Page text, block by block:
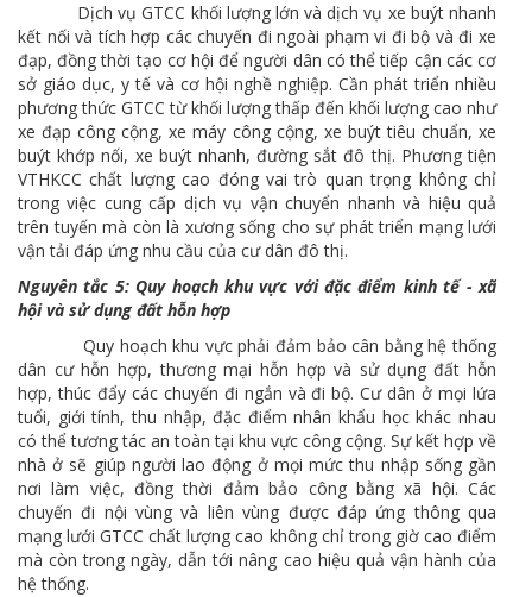
Dịch vụ GTCC khối lượng lớn và dịch vụ xe buýt nhanh
kết nối và tích hợp các chuyến đi ngoài phạm vi đi bộ và đi xe
đạp, đồng thời tạo cơ hội để người dân có thể tiếp cận các cơ
sở giáo dục, y tế và cơ hội nghề nghiệp. Cần phát triển nhiều
phương thức GTCC từ khối lượng thấp đến khối lượng cao như
xe đạp công cộng, xe máy công cộng, xe buýt tiêu chuẩn, xe
buýt khớp nối, xe buýt nhanh, đường sắt đô thị. Phương tiện
VTHKCC chất lượng cao đóng vai trò quan trọng không chỉ
trong việc cung cấp dịch vụ vận chuyển nhanh và hiệu quả
trên tuyến mà còn là xương sống cho sự phát triển mạng lưới
vận tải đáp ứng nhu cầu của cư dân đô thị.
Nguyên tắc 5: Quy hoạch khu vực với đặc điểm kinh tế - xã
hội và sử dụng đất hỗn hợp
Quy hoạch khu vực phải đảm bảo cân bằng hệ thống
dân cư hỗn hợp, thương mại hỗn hợp và sử dụng đất hỗn
hợp, thúc đẩy các chuyến đi ngắn và đi bộ. Cư dân ở mọi lứa
tuổi, giới tính, thu nhập, đặc điểm nhân khẩu học khác nhau
có thể tương tác an toàn tại khu vực công cộng. Sự kết hợp về
nhà ở sẽ giúp người lao động ở mọi mức thu nhập sống gần
nơi làm việc, đồng thời đảm bảo công bằng xã hội. Các
chuyến đi nội vùng và liên vùng được đáp ứng thông qua
mạng lưới GTCC chất lượng cao không chỉ trong giờ cao điểm
mà còn trong ngày, dẫn tới nâng cao hiệu quả vận hành của
hệ thống.